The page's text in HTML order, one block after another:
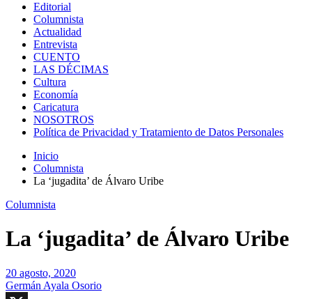
Editorial
Columnista
Actualidad
Entrevista
CUENTO
LAS DÉCIMAS
Cultura
Economía
Caricatura
NOSOTROS
Política de Privacidad y Tratamiento de Datos Personales
Inicio
Columnista
La ‘jugadita’ de Álvaro Uribe
Columnista
La ‘jugadita’ de Álvaro Uribe
20 agosto, 2020
Germán Ayala Osorio